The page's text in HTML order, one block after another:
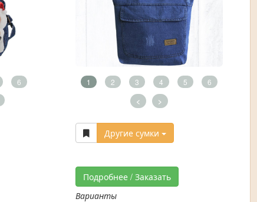
6
1 2 3 4 5 6
< >
Другие сумки
Подробнее / Заказать
Варианты